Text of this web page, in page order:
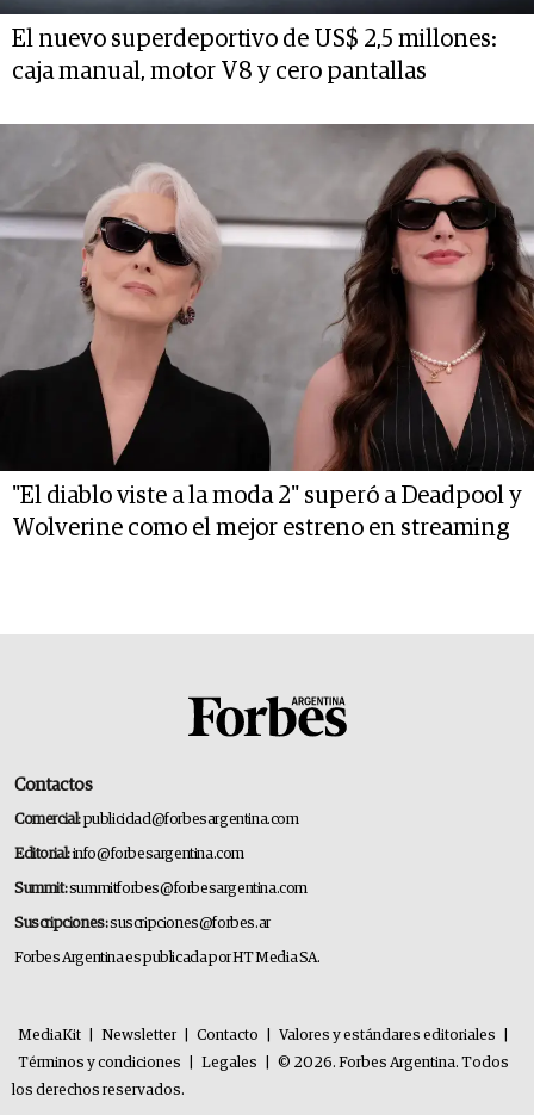
El nuevo superdeportivo de US$ 2,5 millones:
caja manual, motor V8 y cero pantallas
"El diablo viste a la moda 2" superó a Deadpool y
Wolverine como el mejor estreno en streaming
Contactos
Comercial:publicidad@forbesargentina.com
Editorial:info@forbesargentina.com
Summit:summitforbes@forbesargentina.com
Suscripciones:suscripciones@forbes.ar
Forbes Argentina es publicada por HT Media SA.
MediaKit Newsletter Contacto Valores y estándares editoriales
Términos y condiciones
Legales
© 2026. Forbes Argentina. Todos
los derechos reservados.